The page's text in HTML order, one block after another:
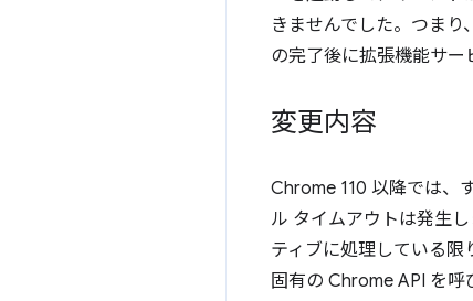
きませんでした。つま
の完了後に拡張機能サー
変更内容
Chrome 110 以降では、
ル タイムアウトは発生
ティブに処理している限
固有の Chrome API を呼